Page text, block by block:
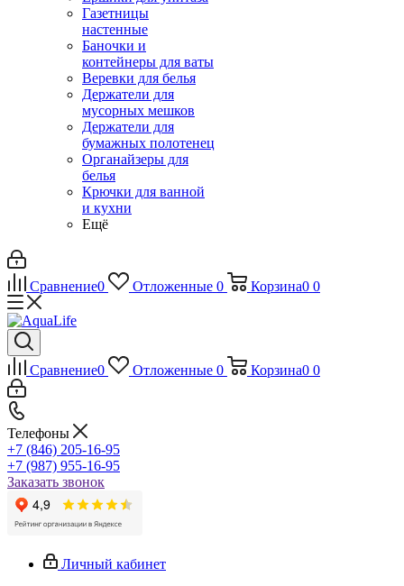
Газетницы
настенные
Баночки и
контейнеры для ваты
Веревки для белья
Держатели для
мусорных мешков
Держатели для
бумажных полотенец
Органайзеры для
белья
Крючки для ванной
и кухни
Ещё
Сравнение0 Отложенные 0 Корзина0 0
Сравнение0 Отложенные 0 Корзина0 0
Телефоны
+7 (846) 205-16-95
+7 (987) 955-16-95
Заказать звонок
Личный кабинет